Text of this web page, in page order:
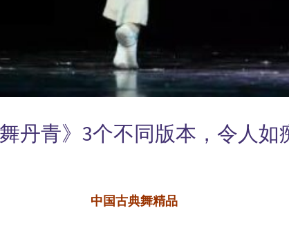
丹青》3个不同版本，令人如
中国古典舞精品